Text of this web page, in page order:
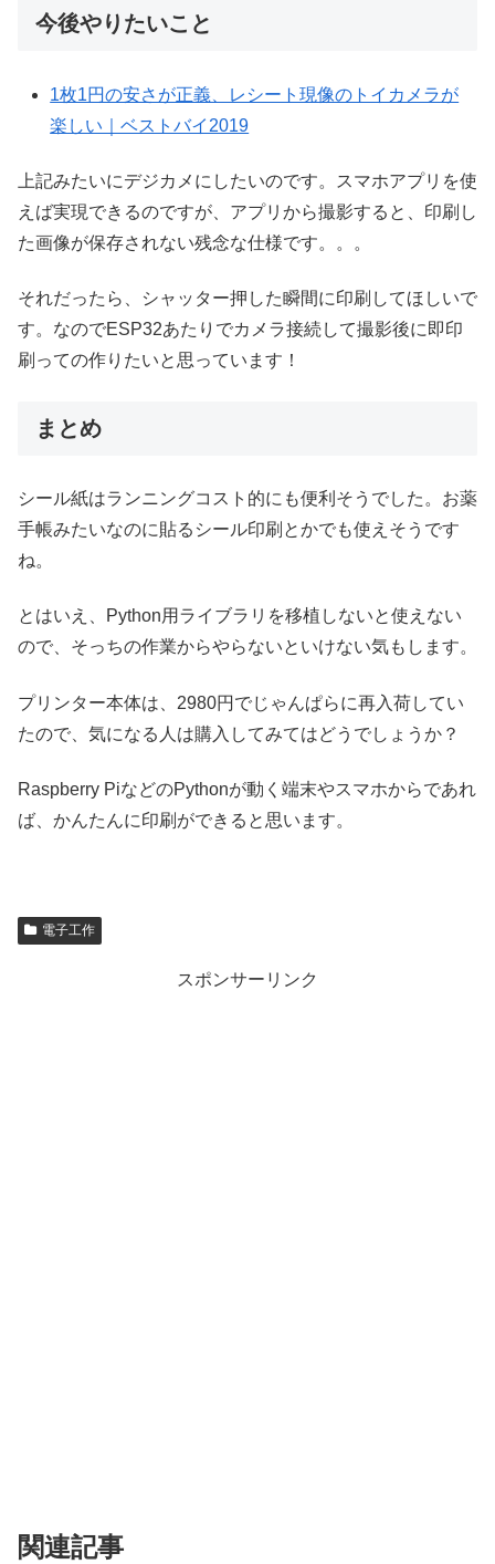
今後やりたいこと
1枚1円の安さが正義、レシート現像のトイカメラが
楽しい｜ベストバイ2019
上記みたいにデジカメにしたいのです。スマホアプリを使
えば実現できるのですが、アプリから撮影すると、印刷し
た画像が保存されない残念な仕様です。。。
それだったら、シャッター押した瞬間に印刷してほしいで
す。なのでESP32あたりでカメラ接続して撮影後に即印
刷っての作りたいと思っています！
まとめ
シール紙はランニングコスト的にも便利そうでした。お薬
手帳みたいなのに貼るシール印刷とかでも使えそうです
ね。
とはいえ、Python用ライブラリを移植しないと使えない
ので、そっちの作業からやらないといけない気もします。
プリンター本体は、2980円でじゃんぱらに再入荷してい
たので、気になる人は購入してみてはどうでしょうか？
Raspberry PiなどのPythonが動く端末やスマホからであれ
ば、かんたんに印刷ができると思います。
電子工作
スポンサーリンク
関連記事